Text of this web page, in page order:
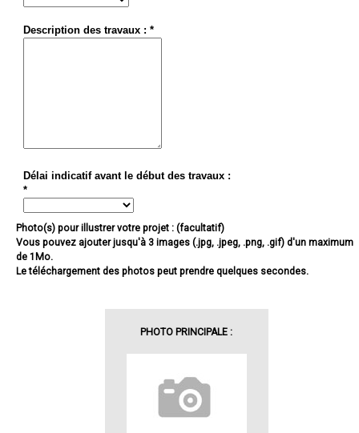
Description des travaux : *
Délai indicatif avant le début des travaux :
*
Photo(s) pour illustrer votre projet : (facultatif)
Vous pouvez ajouter jusqu'à 3 images (.jpg, .jpeg, .png, .gif) d'un maximum
de 1Mo.
Le téléchargement des photos peut prendre quelques secondes.
PHOTO PRINCIPALE :